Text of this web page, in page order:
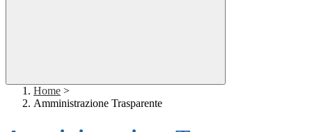
Home >
Amministrazione Trasparente